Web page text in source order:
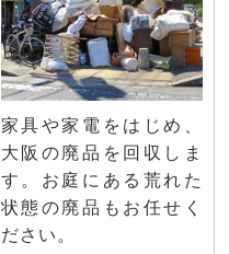
家具や家電をはじめ、
大阪の廃品を回収しま
す。お庭にある荒れた
状態の廃品もお任せく
ださい。